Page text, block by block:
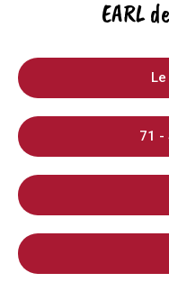
EARL
71 -